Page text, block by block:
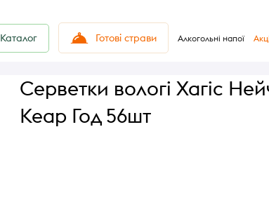
Каталог Готові страви Алкогольні напої
Серветки вологі Хагіс
Кеар Год 56шт